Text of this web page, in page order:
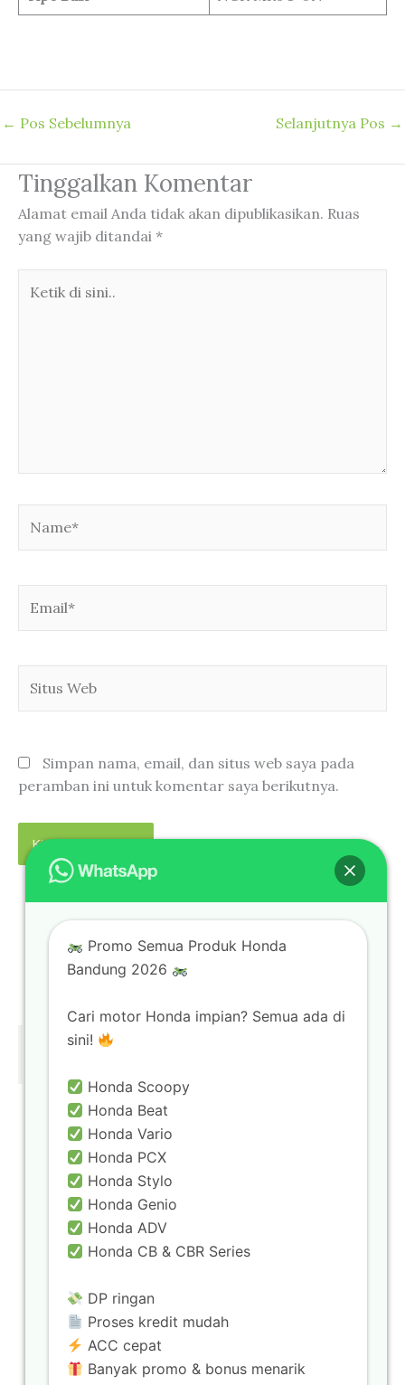
← Pos Sebelumnya Selanjutnya Pos →
Tinggalkan Komentar
Alamat email Anda tidak akan dipublikasikan. Ruas
yang wajib ditandai *
Web
Simpan nama, email, dan situs web saya pada
peramban ini untuk komentar saya berikutnya.
Rajanya Motor
Jam Operasional:
Senin–Sabtu : 08.00–17.00
Minggu : 09.00–15.00
Telp 0896-0432-9911
Lokasi Kami
Promo Semua Produk Honda
Bandung 2026
Cari motor Honda impian? Semua ada di
sini!
Honda Scoopy
Honda Beat
Honda Vario
Honda PCX
Honda Stylo
Honda Genio
Honda ADV
Honda CB & CBR Series
DP ringan
Proses kredit mudah
ACC cepat
Banyak promo & bonus menarik